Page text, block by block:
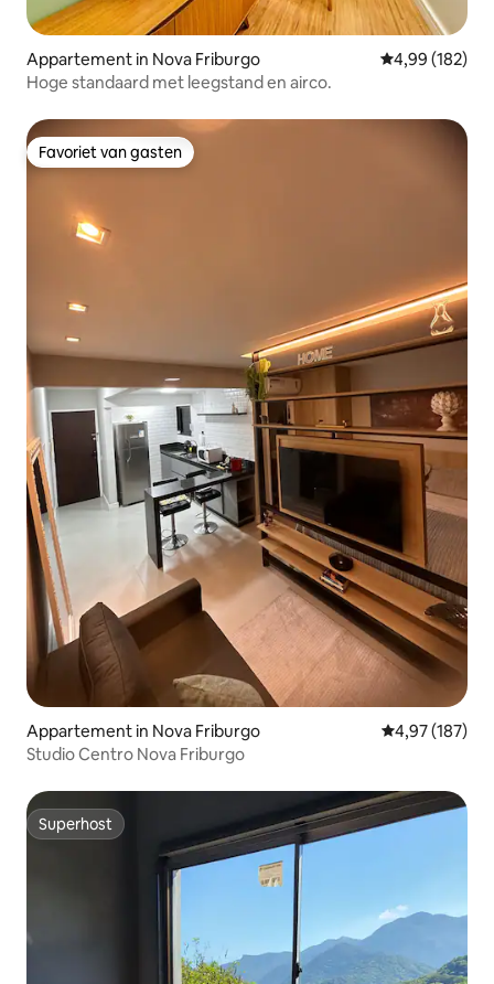
Appartement in Nova Friburgo Gemiddelde
4,99 (182)
Hoge standaard met leegstand en airco.
Favoriet van gasten
Favoriet van gasten
Appartement in Nova Friburgo Gemiddelde
4,97 (187)
Studio Centro Nova Friburgo
Superhost
Superhost